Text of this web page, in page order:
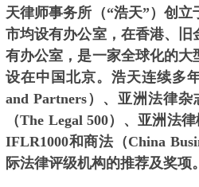
天律师事务所（“浩天”）创立
市均设有办公室，在香港、
有办公室，是一家全球化的
设在中国北京。浩天连续多
and Partners）、亚洲法律
（The Legal 500）、亚洲法
IFLR1000和商法（China
际法律评级机构的推荐及奖项。